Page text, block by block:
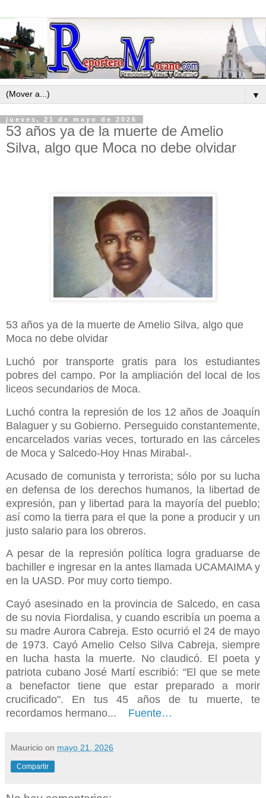
▼
jueves, 21 de mayo de 2026
53 años ya de la muerte de Amelio
Silva, algo que Moca no debe olvidar
53 años ya de la muerte de Amelio Silva, algo que
Moca no debe olvidar
Luchó por transporte gratis para los estudiantes
pobres del campo. Por la ampliación del local de los
liceos secundarios de Moca.
Luchó contra la represión de los 12 años de Joaquín
Balaguer y su Gobierno. Perseguido constantemente,
encarcelados varias veces, torturado en las cárceles
de Moca y Salcedo-Hoy Hnas Mirabal-.
Acusado de comunista y terrorista; sólo por su lucha
en defensa de los derechos humanos, la libertad de
expresión, pan y libertad para la mayoría del pueblo;
así como la tierra para el que la pone a producir y un
justo salario para los obreros.
A pesar de la represión política logra graduarse de
bachiller e ingresar en la antes llamada UCAMAIMA y
en la UASD. Por muy corto tiempo.
Cayó asesinado en la provincia de Salcedo, en casa
de su novia Fiordalisa, y cuando escribía un poema a
su madre Aurora Cabreja. Esto ocurrió el 24 de mayo
de 1973. Cayó Amelio Celso Silva Cabreja, siempre
en lucha hasta la muerte. No claudicó. El poeta y
patriota cubano José Martí escribió: "El que se mete
a benefactor tiene que estar preparado a morir
crucificado". En tus 45 años de tu muerte, te
recordamos hermano... Fuente…
Mauricio on mayo 21, 2026
Compartir